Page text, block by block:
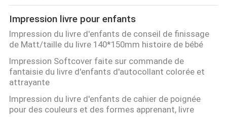
AU
SUJET
DE
NOUS
VISITE
D'USINE
Impression livre pour enfants
Impression du livre d'enfants de conseil de finissage
de Matt/taille du livre 140*150mm histoire de bébé
Impression Softcover faite sur commande de
fantaisie du livre d'enfants d'autocollant colorée et
attrayante
Impression du livre d'enfants de cahier de poignée
pour des couleurs et des formes apprenant, livre